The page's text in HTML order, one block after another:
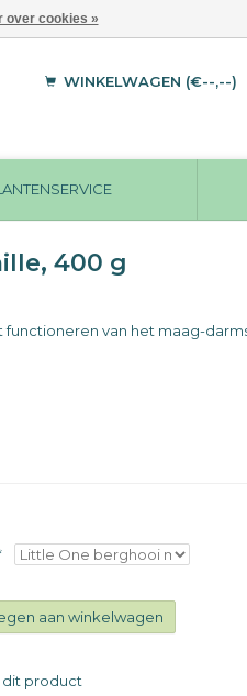
WINKELWAGEN (€--,--)
400 g
van het maag-
aan winkelwagen
dit product
over cookies »